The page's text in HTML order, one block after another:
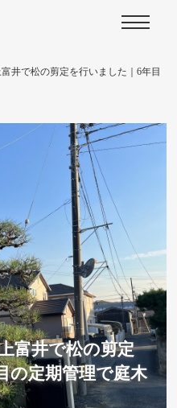
富井で松の剪定を行いました｜6年目
富井で松の剪定
の定期管理で庭木